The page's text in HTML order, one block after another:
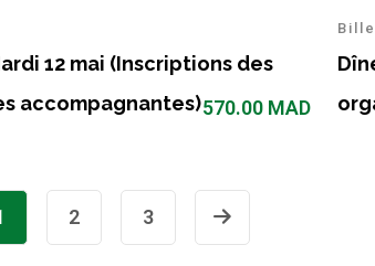
12 mai (Inscriptions des
accompagnantes)570.00 MAD
2 3